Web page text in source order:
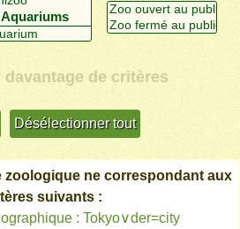
davantage de critères
zoologique ne correspondant aux
suivants :
: Tokyo∨der=city